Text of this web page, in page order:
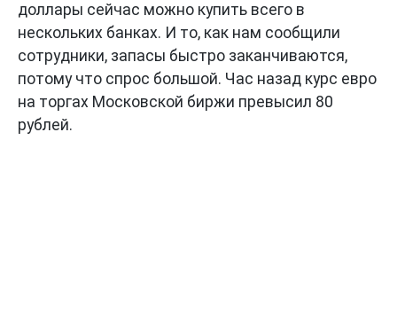
доллары сейчас можно купить всего в
нескольких банках. И то, как нам сообщили
сотрудники, запасы быстро заканчиваются,
потому что спрос большой. Час назад курс евро
на торгах Московской биржи превысил 80
рублей.